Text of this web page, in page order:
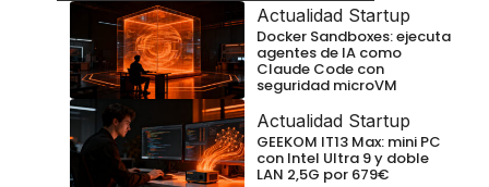
Actualidad Startup
Docker Sandboxes: ejecuta
agentes de IA como
Claude Code con
seguridad microVM
Actualidad Startup
GEEKOM IT13 Max: mini PC
con Intel Ultra 9 y doble
LAN 2,5G por 679€